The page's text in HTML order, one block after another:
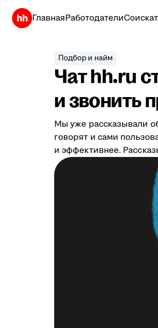
ГлавнаяРаботодатели
Подбор и найм
Чат hh.ru
и звонить
Мы уже рассказывали
говорят и сами
и эффективнее.